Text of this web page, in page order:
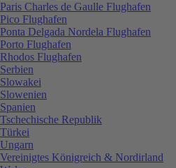
Paris Charles de Gaulle Flughafen
Pico Flughafen
Ponta Delgada Nordela Flughafen
Porto Flughafen
Rhodos Flughafen
Serbien
Slowakei
Slowenien
Spanien
Tschechische Republik
Türkei
Ungarn
Vereinigtes Königreich & Nordirland